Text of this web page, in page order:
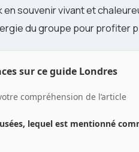
souvenir vivant et
du groupe pour profiter
sur ce guide Londres
compréhension de l’article
lequel est mentionné